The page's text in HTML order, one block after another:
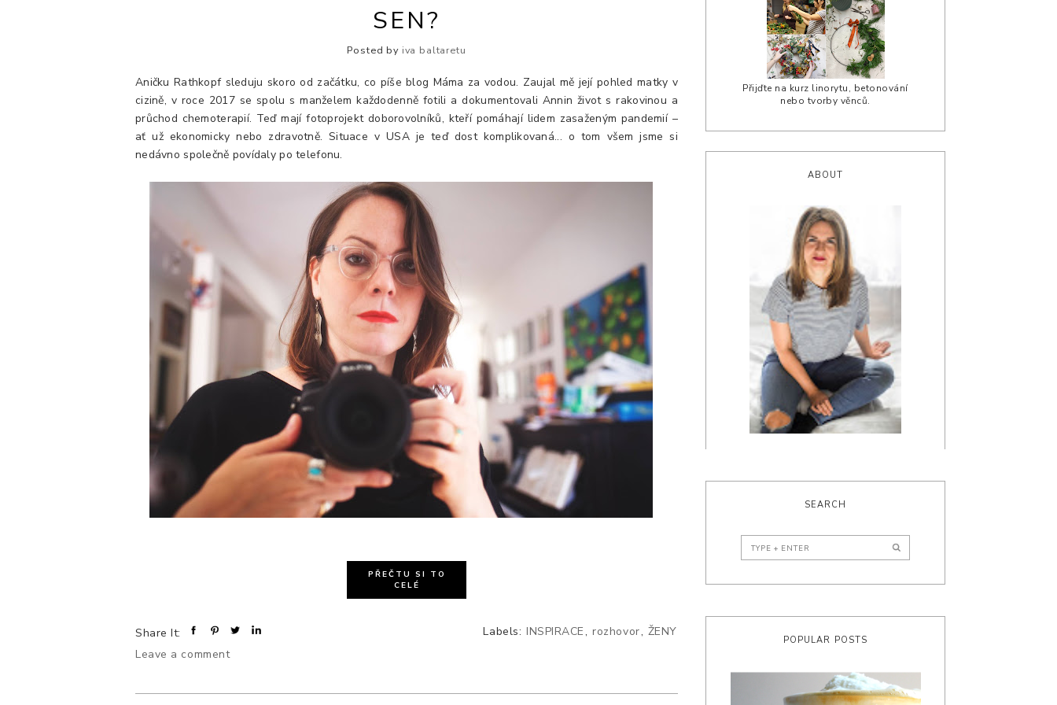
SEN?
Posted by iva baltaretu
Aničku Rathkopf sleduju skoro od začátku, co píše blog Máma za vodou. Zaujal mě její pohled matky v
cizině, v roce 2017 se spolu s manželem každodenně fotili a dokumentovali Annin život s rakovinou a
průchod chemoterapií. Teď mají fotoprojekt doborovolníků, kteří pomáhají lidem zasaženým pandemií –
ať už ekonomicky nebo zdravotně. Situace v USA je teď dost komplikovaná... o tom všem jsme si
nedávno společně povídaly po telefonu.
PŘEČTU SI TO
CELÉ
Share It:
Leave a comment
Labels: INSPIRACE, rozhovor, ŽENY
Přijďte na kurz linorytu, betonování
nebo tvorby věnců.
ABOUT
SEARCH
POPULAR POSTS